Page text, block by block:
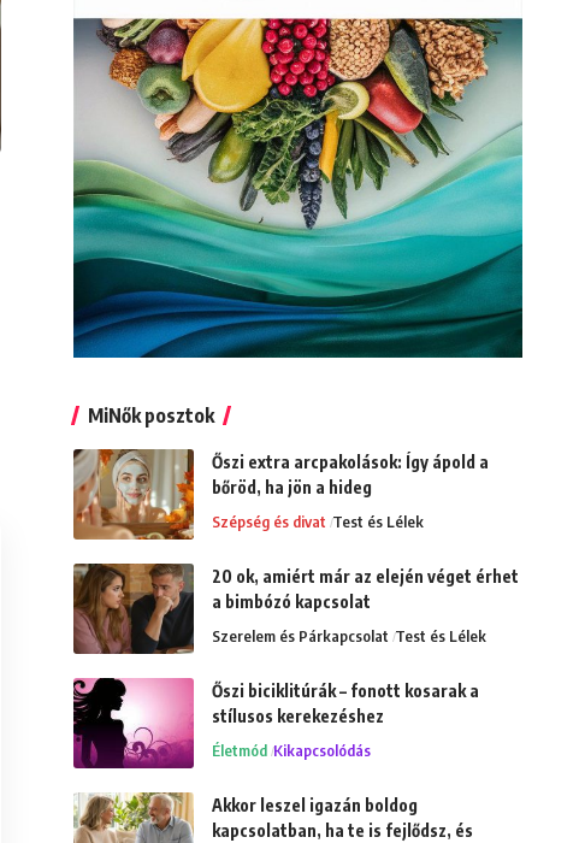
MiNők posztok
Őszi extra arcpakolások: Így ápold a
bőröd, ha jön a hideg
Szépség és divat Test és Lélek
20 ok, amiért már az elején véget érhet
a bimbózó kapcsolat
Szerelem és Párkapcsolat Test és Lélek
Őszi biciklitúrák – fonott kosarak a
stílusos kerekezéshez
Életmód Kikapcsolódás
Akkor leszel igazán boldog
kapcsolatban, ha te is fejlődsz, és